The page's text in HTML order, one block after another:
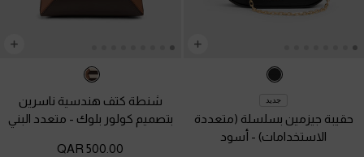
جديد
حقيبة جيزمين بسلسلة (متعددة
الاستخدامات) - أسود
شنطة كتف هندسية ناسرين
بتصميم كولور بلوك - متعدد البني
500.00 QAR